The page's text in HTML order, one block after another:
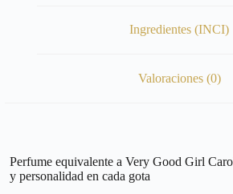
Ingredientes (INCI)
Valoraciones (0)
Perfume equivalente a Very Good Girl
y personalidad en cada gota